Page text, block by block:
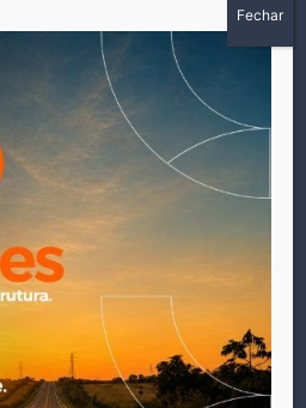
em fevereiro de 2005 em
um jornal impresso semanal,
Durante 15 anos, foram
narraram os acontecimentos
de Canarana e região. Fiel a sua
busca incessante da
logo, com o característico "avião
o símbolo do
de comunicação com o
Em 06 de dezembro de 2019
do jornal, que desde então
online.